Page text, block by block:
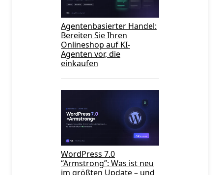
Agentenbasierter Handel:
Bereiten Sie Ihren
Onlineshop auf KI-
Agenten vor, die
einkaufen
WordPress 7.0
“Armstrong”: Was ist neu
im größten Update – und